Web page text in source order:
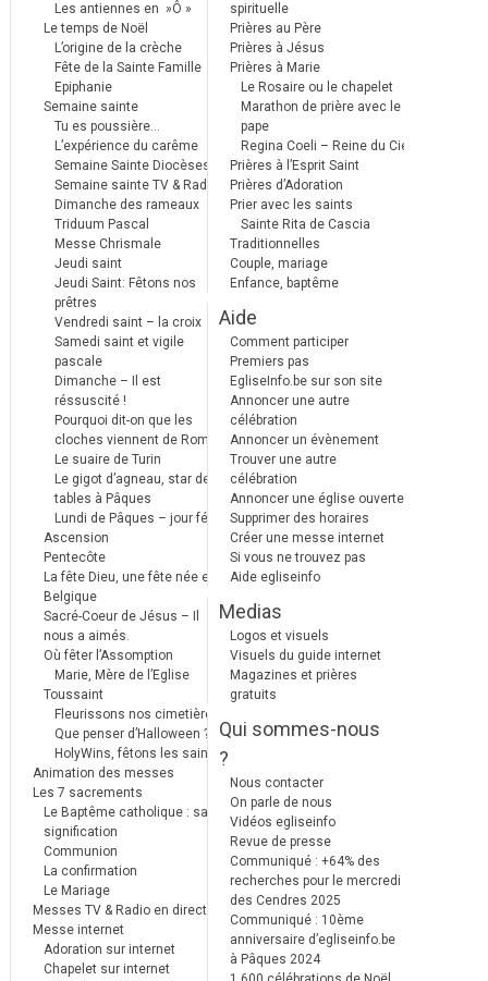
Les antiennes en »Ô »
Le temps de Noël
L’origine de la crèche
Fête de la Sainte Famille
Epiphanie
Semaine sainte
Tu es poussière…
L’expérience du carême
Semaine Sainte Diocèses
Semaine sainte TV & Radio
Dimanche des rameaux
Triduum Pascal
Messe Chrismale
Jeudi saint
Jeudi Saint: Fêtons nos
prêtres
Vendredi saint – la croix
Samedi saint et vigile
pascale
Dimanche – Il est
réssuscité !
Pourquoi dit-on que les
cloches viennent de Rome ?
Le suaire de Turin
Le gigot d’agneau, star des
tables à Pâques
Lundi de Pâques – jour férié
Ascension
Pentecôte
La fête Dieu, une fête née en
Belgique
Sacré-Coeur de Jésus – Il
nous a aimés.
Où fêter l’Assomption
Marie, Mère de l’Eglise
Toussaint
Fleurissons nos cimetières
Que penser d’Halloween ?
HolyWins, fêtons les saints !
Animation des messes
Les 7 sacrements
Le Baptême catholique : sa
signification
Communion
La confirmation
Le Mariage
Messes TV & Radio en direct
Messe internet
Adoration sur internet
Chapelet sur internet
spirituelle
Prières au Père
Prières à Jésus
Prières à Marie
Le Rosaire ou le chapelet
Marathon de prière avec le
pape
Regina Coeli – Reine du Ciel
Prières à l’Esprit Saint
Prières d’Adoration
Prier avec les saints
Sainte Rita de Cascia
Traditionnelles
Couple, mariage
Enfance, baptême
Aide
Comment participer
Premiers pas
EgliseInfo.be sur son site
Annoncer une autre
célébration
Annoncer un évènement
Trouver une autre
célébration
Annoncer une église ouverte
Supprimer des horaires
Créer une messe internet
Si vous ne trouvez pas
Aide egliseinfo
Medias
Logos et visuels
Visuels du guide internet
Magazines et prières
gratuits
Qui sommes-nous
?
Nous contacter
On parle de nous
Vidéos egliseinfo
Revue de presse
Communiqué : +64% des
recherches pour le mercredi
des Cendres 2025
Communiqué : 10ème
anniversaire d’egliseinfo.be
à Pâques 2024